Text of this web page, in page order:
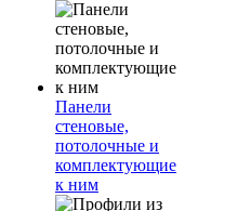
Панели
стеновые,
потолочные и
комплектующие
к ним